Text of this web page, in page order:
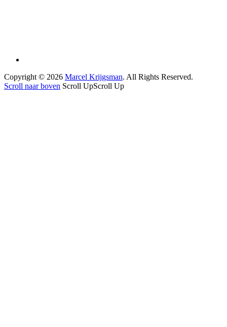
Copyright © 2026 Marcel Krijgsman. All Rights Reserved.
Scroll naar boven Scroll UpScroll Up